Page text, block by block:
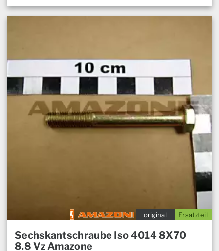
Ersatzteil
original
Sechskantschraube Iso 4014 8X70
8.8 Vz Amazone